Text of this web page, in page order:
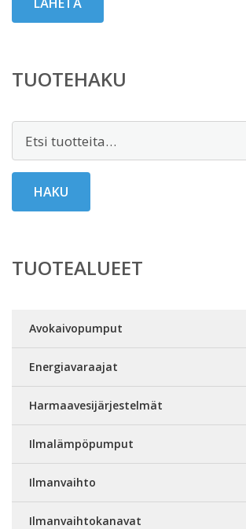
TUOTEHAKU
HAKU
TUOTEALUEET
Avokaivopumput
Energiavaraajat
Harmaavesijärjestelmät
Ilmalämpöpumput
Ilmanvaihto
Ilmanvaihtokanavat